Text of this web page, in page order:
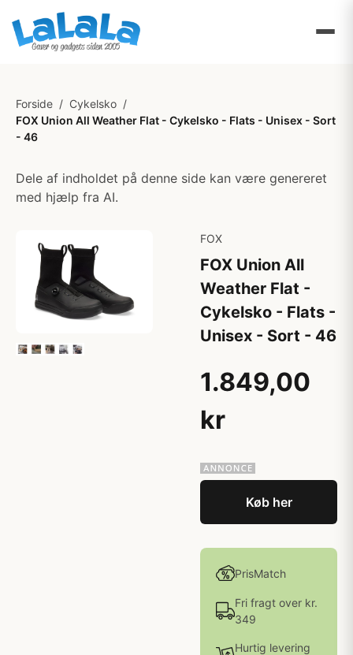
Forside / Cykelsko /
FOX Union All Weather Flat - Cykelsko - Flats - Unisex - Sort
- 46
Dele af indholdet på denne side kan være genereret
med hjælp fra AI.
FOX
FOX Union All
Weather Flat -
Cykelsko - Flats -
Unisex - Sort - 46
1.849,00
kr
Køb her
PrisMatch
Fri fragt over kr.
349
Hurtig levering